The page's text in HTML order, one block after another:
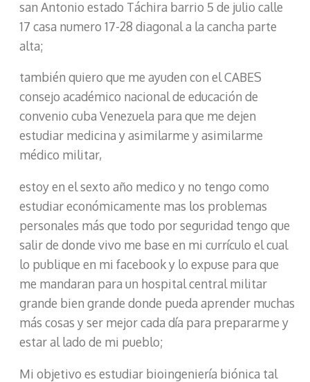
san Antonio estado Táchira barrio 5 de julio calle
17 casa numero 17-28 diagonal a la cancha parte
alta;
también quiero que me ayuden con el CABES
consejo académico nacional de educación de
convenio cuba Venezuela para que me dejen
estudiar medicina y asimilarme y asimilarme
médico militar,
estoy en el sexto año medico y no tengo como
estudiar económicamente mas los problemas
personales más que todo por seguridad tengo que
salir de donde vivo me base en mi currículo el cual
lo publique en mi facebook y lo expuse para que
me mandaran para un hospital central militar
grande bien grande donde pueda aprender muchas
más cosas y ser mejor cada día para prepararme y
estar al lado de mi pueblo;
Mi objetivo es estudiar bioingeniería biónica tal